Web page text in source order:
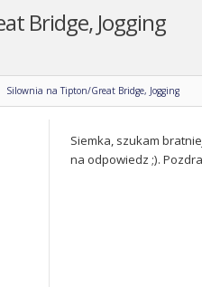
Bridge, Jogging
Silownia na Tipton/Great Bridge, Jogging
Siemka, szukam
na odpowiedz ;).